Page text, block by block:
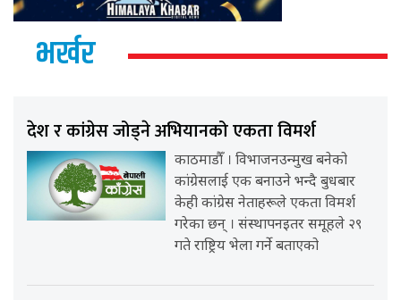
भर्खर
देश र कांग्रेस जोड्ने अभियानको एकता विमर्श
काठमाडौँ । विभाजनउन्मुख बनेको
कांग्रेसलाई एक बनाउने भन्दै बुधबार
केही कांग्रेस नेताहरूले एकता विमर्श
गरेका छन् । संस्थापनइतर समूहले २९
गते राष्ट्रिय भेला गर्ने बताएको